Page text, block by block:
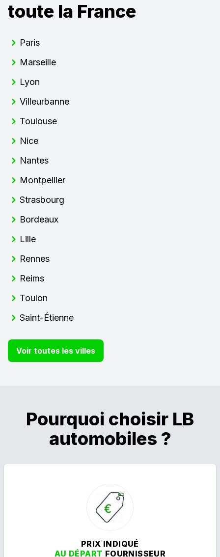
toute la France
Paris
Marseille
Lyon
Villeurbanne
Toulouse
Nice
Nantes
Montpellier
Strasbourg
Bordeaux
Lille
Rennes
Reims
Toulon
Saint-Étienne
Voir toutes les villes
Pourquoi choisir LB
automobiles ?
PRIX INDIQUÉ
AU DÉPART FOURNISSEUR